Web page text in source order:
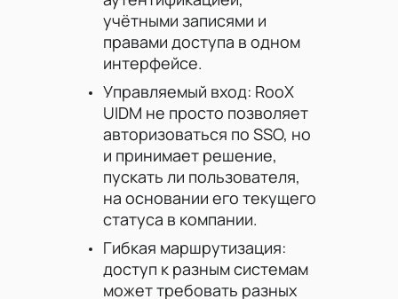
учётными записями и
правами доступа в одном
интерфейсе.
Управляемый вход: RooX
UIDM не просто позволяет
авторизоваться по SSO, но
и принимает решение,
пускать ли пользователя,
на основании его текущего
статуса в компании.
Гибкая маршрутизация:
доступ к разным системам
может требовать разных